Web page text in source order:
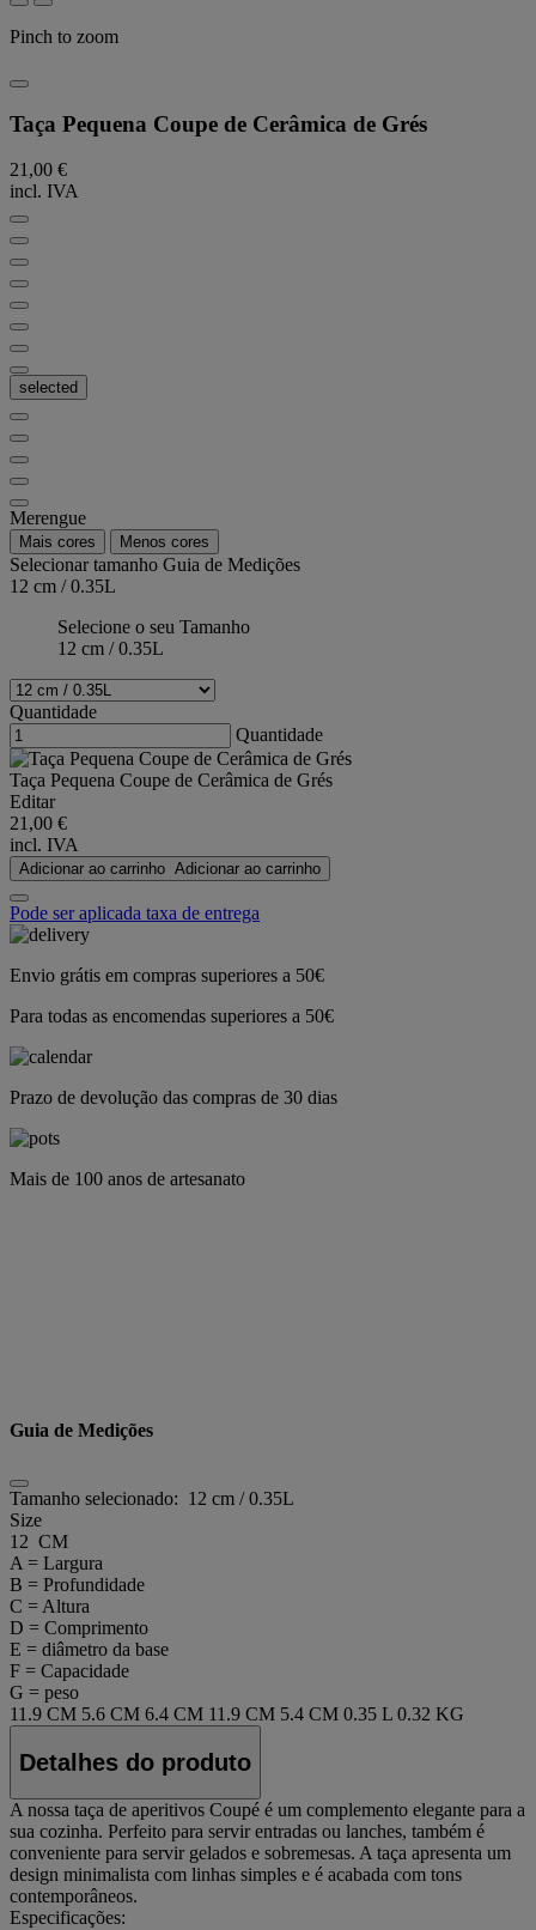
Pinch to zoom
Taça Pequena Coupe de Cerâmica de Grés
21,00 €
incl. IVA
selected
Merengue
Mais cores Menos cores
Selecionar tamanho Guia de Medições
12 cm / 0.35L
Selecione o seu Tamanho
12 cm / 0.35L
Quantidade
Quantidade
Taça Pequena Coupe de Cerâmica de Grés
Editar
21,00 €
incl. IVA
Adicionar ao carrinho Adicionar ao carrinho
Pode ser aplicada taxa de entrega
Envio grátis em compras superiores a 50€
Para todas as encomendas superiores a 50€
Prazo de devolução das compras de 30 dias
Mais de 100 anos de artesanato
Guia de Medições
Tamanho selecionado: 12 cm / 0.35L
Size
12 CM
A = Largura
B = Profundidade
C = Altura
D = Comprimento
E = diâmetro da base
F = Capacidade
G = peso
11.9 CM 5.6 CM 6.4 CM 11.9 CM 5.4 CM 0.35 L 0.32 KG
Detalhes do produto
A nossa taça de aperitivos Coupé é um complemento elegante para a
sua cozinha. Perfeito para servir entradas ou lanches, também é
conveniente para servir gelados e sobremesas. A taça apresenta um
design minimalista com linhas simples e é acabada com tons
contemporâneos.
Especificações: